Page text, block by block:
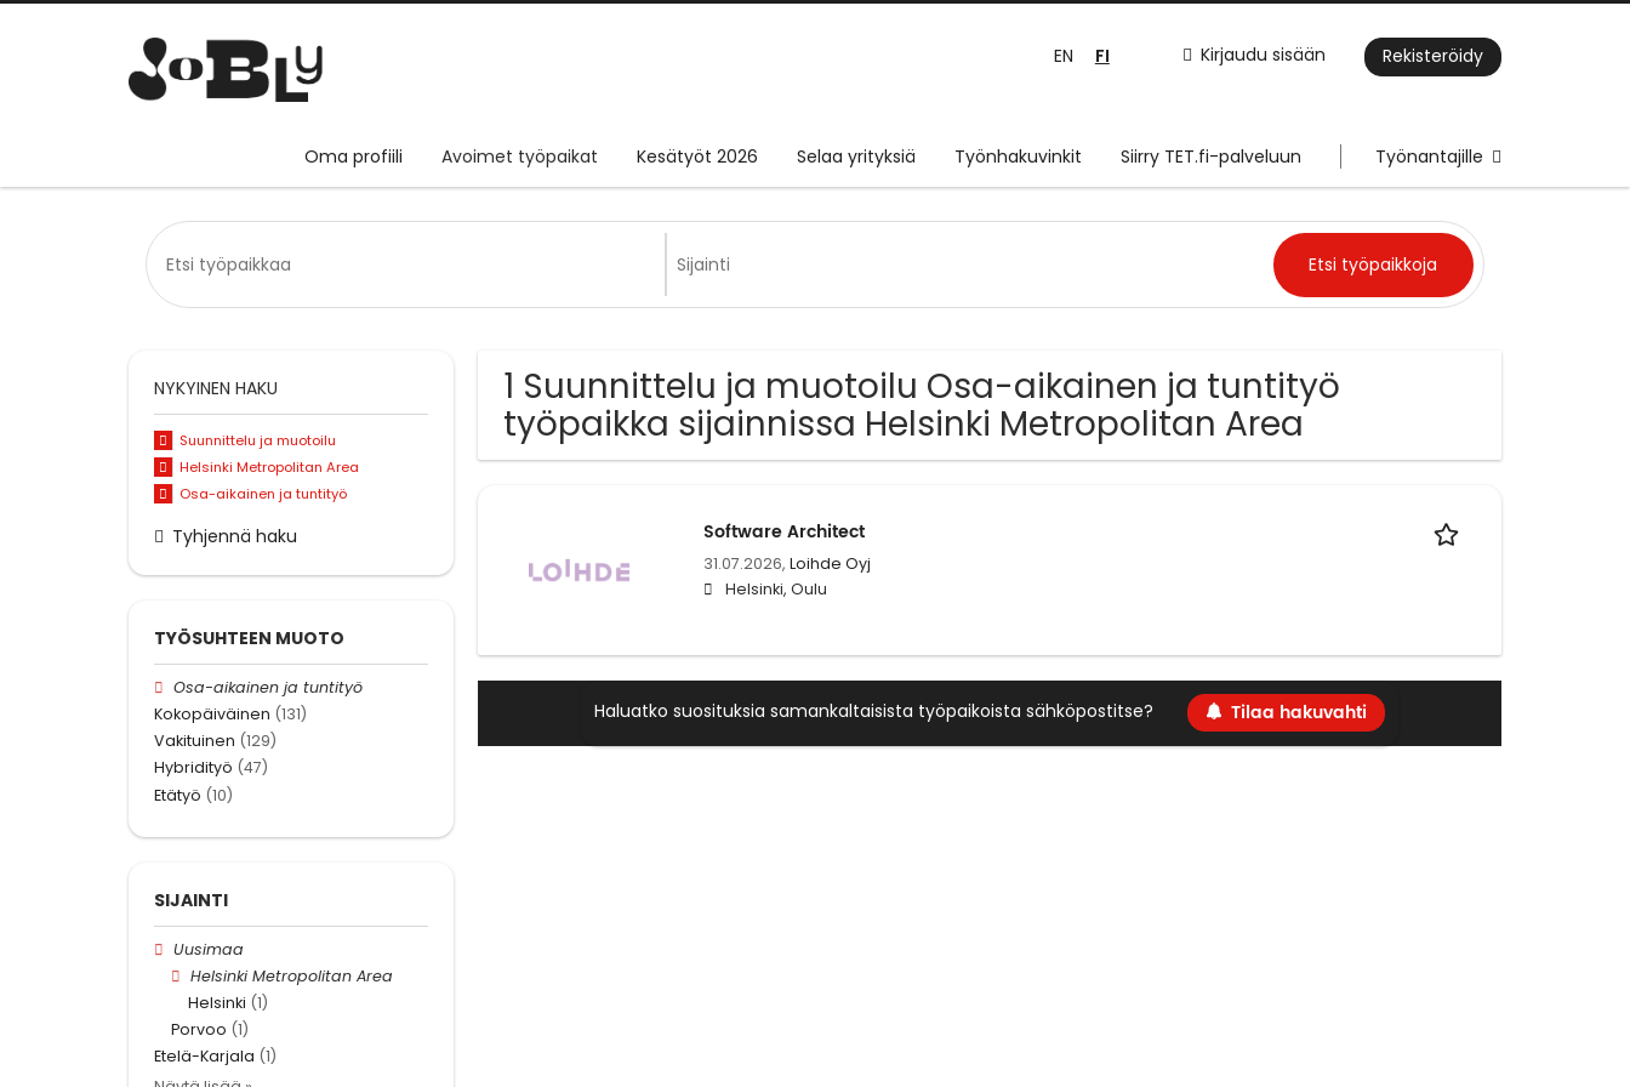
Kirjaudu sisään Rekisteröidy
EN FI
Oma profiili Avoimet työpaikat Kesätyöt 2026 Selaa yrityksiä Työnhakuvinkit Siirry TET.fi-palveluun Työnantajille
1 Suunnittelu ja muotoilu Osa-aikainen ja tuntityö
työpaikka sijainnissa Helsinki Metropolitan Area
Software Architect
31.07.2026, Loihde Oyj
Helsinki, Oulu
Haluatko suosituksia samankaltaisista työpaikoista sähköpostitse? Tilaa hakuvahti
NYKYINEN HAKU
Suunnittelu ja muotoilu
Helsinki Metropolitan Area
Osa-aikainen ja tuntityö
Tyhjennä haku
TYÖSUHTEEN MUOTO
Osa-aikainen ja tuntityö
Kokopäiväinen (131)
Vakituinen (129)
Hybridityö (47)
Etätyö (10)
SIJAINTI
Uusimaa
Helsinki Metropolitan Area
Helsinki (1)
Porvoo (1)
Etelä-Karjala (1)